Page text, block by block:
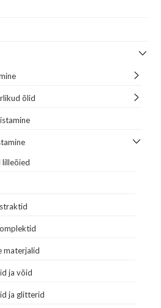
õlid
lilleõied
materjalid
ja võid
ja glitterid